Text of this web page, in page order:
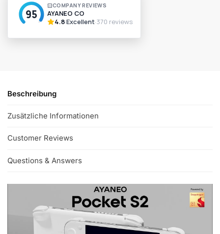
e
Beschreibung
Zusätzliche Informationen
Customer Reviews
Questions & Answers